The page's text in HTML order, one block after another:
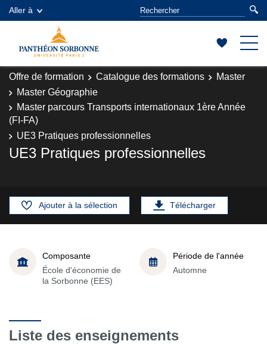
Aller à
Offre de formation Catalogue des formations
Master
Master Géographie
Master parcours Transports internationaux 1ère Année
(FI-FA)
UE3 Pratiques professionnelles
UE3 Pratiques professionnelles
Ajouter à la sélection Télécharger
Composante
École d'économie de
la Sorbonne (EES)
Période de l'année
Automne
Liste des enseignements